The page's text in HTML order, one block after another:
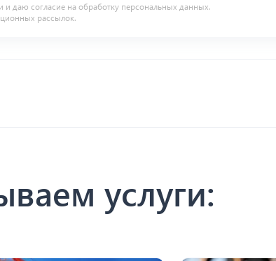
и даю согласие на обработку персональных данных.
рассылок.
услуги: